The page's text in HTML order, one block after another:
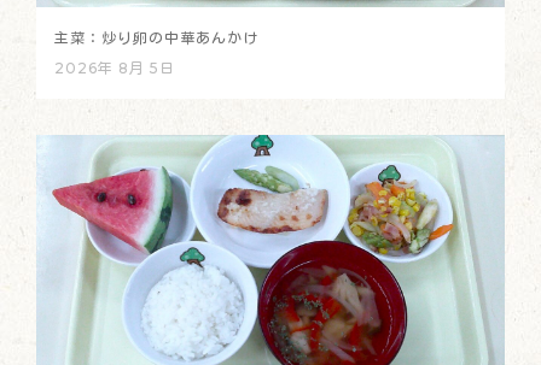
主菜：炒り卵の中華あんかけ
2026年 8月 5日